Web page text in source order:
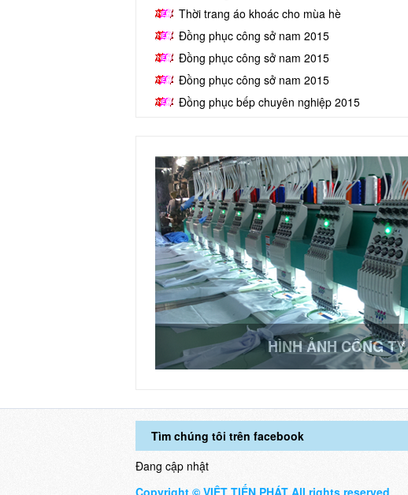
Thời trang áo khoác cho mùa hè
Đồng phục công sở nam 2015
Đồng phục công sở nam 2015
Đồng phục công sở nam 2015
Đồng phục bếp chuyên nghiệp 2015
HÌNH ẢNH CÔNG TY
Tìm chúng tôi trên facebook
Đang cập nhật
Copyright © VIỆT TIẾN PHÁT All rights reserved